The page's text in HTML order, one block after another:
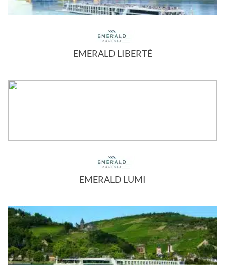
EMERALD LIBERTÉ
EMERALD LUMI